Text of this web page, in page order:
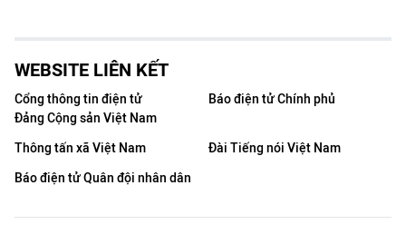
WEBSITE LIÊN KẾT
Cổng thông tin điện tử
Đảng Cộng sản Việt Nam
Báo điện tử Chính phủ
Thông tấn xã Việt Nam
Đài Tiếng nói Việt Nam
Báo điện tử Quân đội nhân dân